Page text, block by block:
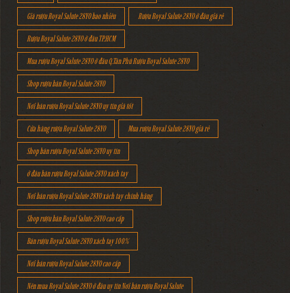
Giá rượu Royal Salute 28YO bao nhiêu Rượu Royal Salute 28YO ở đâu giá rẻ
Rượu Royal Salute 28YO ở đâu TP.HCM
Mua rượu Royal Salute 28YO ở đâu Q.Tân Phú Rượu Royal Salute 28YO
Shop rượu bán Royal Salute 28YO
Nơi bán rượu Royal Salute 28YO uy tín giá tốt
Cửa hàng rượu Royal Salute 28YO Mua rượu Royal Salute 28YO giá rẻ
Shop bán rượu Royal Salute 28YO uy tín
ở đâu bán rượu Royal Salute 28YO xách tay
Nơi bán rượu Royal Salute 28YO xách tay chính hãng
Shop rượu bán Royal Salute 28YO cao cấp
Bán rượu Royal Salute 28YO xách tay 100%
Nơi bán rượu Royal Salute 28YO cao cấp
Nên mua Royal Salute 28YO ở đâu uy tín Nơi bán rượu Royal Salute